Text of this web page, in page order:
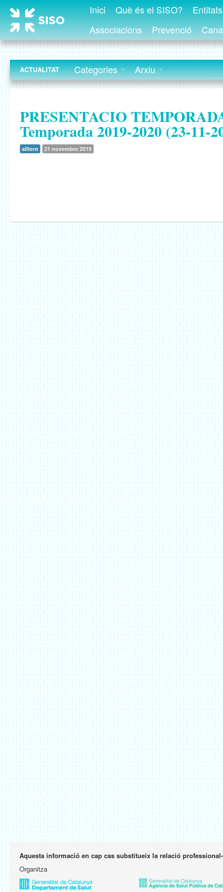
Inici Què és el SISO?
Associacions
Prevenció
ACTUALITAT Categories Arxiu
PRESENTACIO
Temporada 2019-2020 (23-11-
allloro 21 novembre 2019
Aquesta informació en cap cas substitueix la relació
Organitza